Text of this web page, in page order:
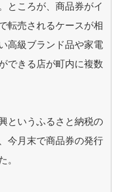
ところが、商品券がイ
転売されるケースが相
高級ブランド品や家電
できる店が町内に複数
というふるさと納税の
今月末で商品券の発行
。